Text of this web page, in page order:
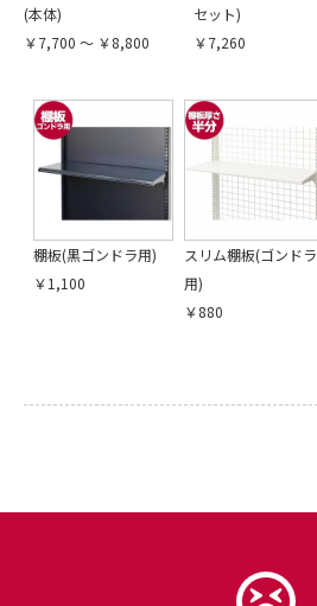
(本体)
￥7,700 ～ ￥8,800
セット)
￥7,260
棚板(黒ゴンドラ用)
￥1,100
スリム棚板(ゴンドラ
用)
￥880